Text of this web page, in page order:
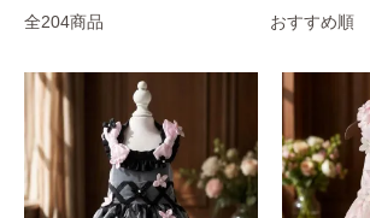
全204商品 おすすめ順